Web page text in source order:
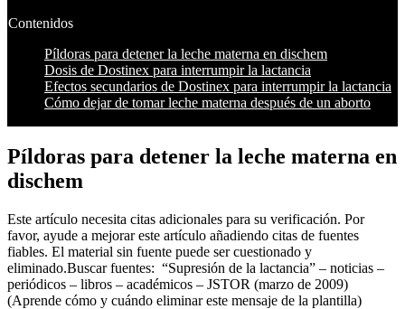
Contenidos
Píldoras para detener la leche materna en dischem
Dosis de Dostinex para interrumpir la lactancia
Efectos secundarios de Dostinex para interrumpir la lactancia
Cómo dejar de tomar leche materna después de un aborto
Píldoras para detener la leche materna en
dischem
Este artículo necesita citas adicionales para su verificación. Por
favor, ayude a mejorar este artículo añadiendo citas de fuentes
fiables. El material sin fuente puede ser cuestionado y
eliminado.Buscar fuentes: “Supresión de la lactancia” – noticias –
periódicos – libros – académicos – JSTOR (marzo de 2009)
(Aprende cómo y cuándo eliminar este mensaje de la plantilla)